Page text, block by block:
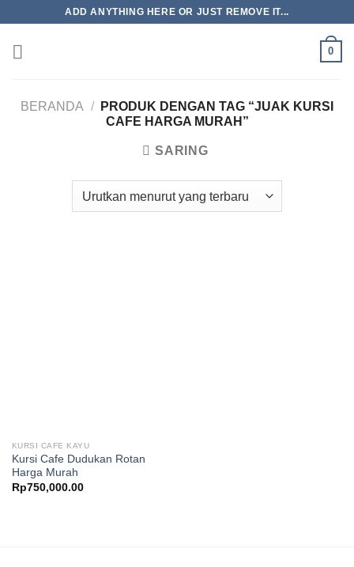
content
ADD ANYTHING HERE OR JUST REMOVE IT...
0
BERANDA /
PRODUK DENGAN TAG “JUAK KURSI
CAFE HARGA MURAH”
SARING
KURSI CAFE KAYU
Kursi Cafe Dudukan Rotan
Harga Murah
Rp750,000.00